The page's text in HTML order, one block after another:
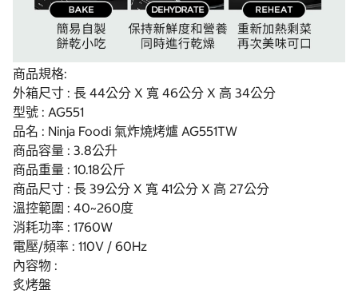
商品規格:
外箱尺寸 : 長 44公分 X 寬 46公分 X 高 34公分
型號 : AG551
品名 : Ninja Foodi 氣炸燒烤爐 AG551TW
商品容量 : 3.8公升
商品重量 : 10.18公斤
商品尺寸 : 長 39公分 X 寬 41公分 X 高 27公分
溫控範圍 : 40~260度
消耗功率 : 1760W
電壓/頻率 : 110V / 60Hz
內容物 :
炙烤盤